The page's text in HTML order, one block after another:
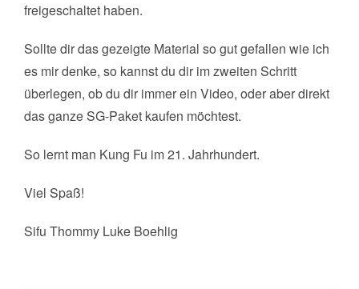
freigeschaltet haben.
Sollte dir das gezeigte Material so gut gefallen wie ich
es mir denke, so kannst du dir im zweiten Schritt
überlegen, ob du dir immer ein Video, oder aber direkt
das ganze SG-Paket kaufen möchtest.
So lernt man Kung Fu im 21. Jahrhundert.
Viel Spaß!
Sifu Thommy Luke Boehlig